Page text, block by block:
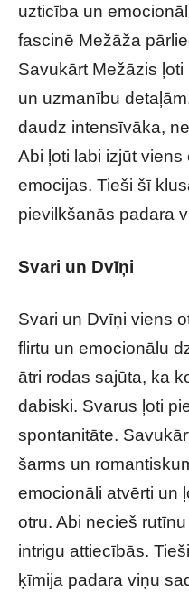
uzticība un
fascinē Mežāža
Savukārt Mežāzis
un uzmanību
daudz intensīvāka,
Abi ļoti labi izjūt
emocijas. Tieši šī
pievilkšanās padara
Svari un Dvīņi
Svari un Dvīņi viens
flirtu un emocionālu
ātri rodas sajūta, ka
dabiski. Svarus ļoti
spontanitāte.
šarms un
emocionāli atvērti un
otru. Abi necieš
intrigu attiecībās.
ķīmija padara viņu